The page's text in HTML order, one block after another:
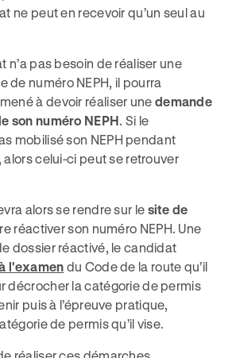
ne peut en recevoir qu’un seul au
n’a pas besoin de réaliser une
de numéro NEPH, il pourra
à devoir réaliser une demande
son numéro NEPH. Si le
mobilisé son NEPH pendant
alors celui-ci peut se retrouver
alors se rendre sur le site de
réactiver son numéro NEPH. Une
dossier réactivé, le candidat
l'examen du Code de la route qu’il
décrocher la catégorie de permis
puis à l’épreuve pratique,
de permis qu’il vise.